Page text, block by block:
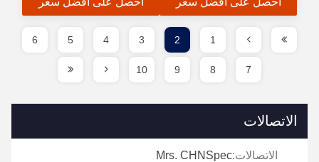
1
2
3
4
5
6
7
8
9
10
الاتصالات
الاتصالات:Mrs. CHNSpec